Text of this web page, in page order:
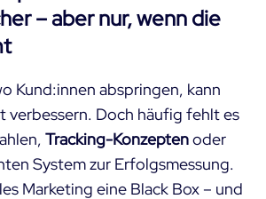
– aber nur, wenn die
Kund:innen abspringen, kann
verbessern. Doch häufig fehlt es
Tracking-Konzeptenoder
System zur Erfolgsmessung.
Marketing eine Black Box – und